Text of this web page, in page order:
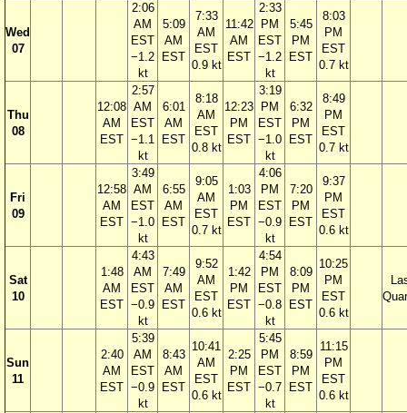
Wed
07
2:06
AM
EST
−1.2
kt
5:09
AM
EST
7:33
AM
EST
0.9 kt
11:42
AM
EST
2:33
PM
EST
−1.2
kt
5:45
PM
EST
8:03
PM
EST
0.7 kt
Thu
08
12:08
AM
EST
2:57
AM
EST
−1.1
kt
6:01
AM
EST
8:18
AM
EST
0.8 kt
12:23
PM
EST
3:19
PM
EST
−1.0
kt
6:32
PM
EST
8:49
PM
EST
0.7 kt
Fri
09
12:58
AM
EST
3:49
AM
EST
−1.0
kt
6:55
AM
EST
9:05
AM
EST
0.7 kt
1:03
PM
EST
4:06
PM
EST
−0.9
kt
7:20
PM
EST
9:37
PM
EST
0.6 kt
Sat
10
1:48
AM
EST
4:43
AM
EST
−0.9
kt
7:49
AM
EST
9:52
AM
EST
0.6 kt
1:42
PM
EST
4:54
PM
EST
−0.8
kt
8:09
PM
EST
10:25
PM
EST
0.6 kt
Sun
11
2:40
AM
EST
5:39
AM
EST
−0.9
kt
8:43
AM
EST
10:41
AM
EST
0.6 kt
2:25
PM
EST
5:45
PM
EST
−0.7
kt
8:59
PM
EST
11:15
PM
EST
0.6 kt